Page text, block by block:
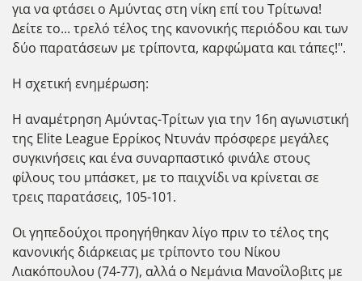
για να φτάσει ο Αμύντας στη νίκη επί του Τρίτωνα!
Δείτε το... τρελό τέλος της κανονικής περιόδου και των
δύο παρατάσεων με τρίποντα, καρφώματα και τάπες!".
H σχετική ενημέρωση:
Η αναμέτρηση Αμύντας-Τρίτων για την 16η αγωνιστική
της Elite League Ερρίκος Ντυνάν πρόσφερε μεγάλες
συγκινήσεις και ένα συναρπαστικό φινάλε στους
φίλους του μπάσκετ, με το παιχνίδι να κρίνεται σε
τρεις παρατάσεις, 105-101.
Οι γηπεδούχοι προηγήθηκαν λίγο πριν το τέλος της
κανονικής διάρκειας με τρίποντο του Νίκου
Λιακόπουλου (74-77), αλλά ο Νεμάνια Μανοΐλοβιτς με